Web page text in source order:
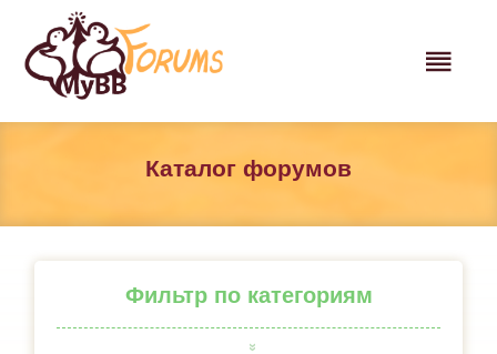
Каталог форумов
Фильтр по категориям